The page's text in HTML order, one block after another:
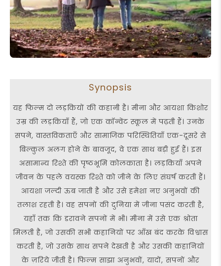
Synopsis
यह फिल्म दो लड़कियों की कहानी है। मीना और आयशा किशोर
उम्र की लड़कियाँ हैं, जो एक कॉन्वेंट स्कूल में पढ़ती हैं। उनके
सपने, वास्तविकताएँ और सामाजिक परिस्थितियाँ एक-दूसरे से
बिल्कुल अलग होने के बावजूद, वे एक साथ बड़ी हुई हैं। इस
असामान्य रिश्ते की पृष्ठभूमि कोलकाता है। लड़कियाँ अपने
जीवन के पहले वयस्क रिश्ते को जीने के लिए संघर्ष करती हैं।
आयशा जल्दी ऊब जाती है और उसे हमेशा नए अनुभवों की
तलाश रहती है। वह सपनों की दुनिया में जीना पसंद करती है,
यहाँ तक कि डरावने सपनों में भी। मीना में उसे एक श्रोता
मिलती है, जो उसकी सभी कहानियों पर आँख बंद करके विश्वास
करती है, जो उसके साथ सपने देखती है और उसकी कहानियों
के ज़रिये जीती है। फिल्म साझा अनुभवों, यादों, सपनों और